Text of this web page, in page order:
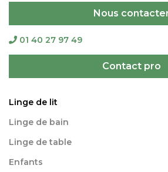
Nous
01 40 27 97 49
Contact pro
Linge de lit
Linge de bain
Linge de table
Enfants